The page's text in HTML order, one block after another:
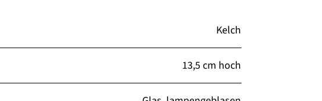
Kelch
13,5 cm hoch